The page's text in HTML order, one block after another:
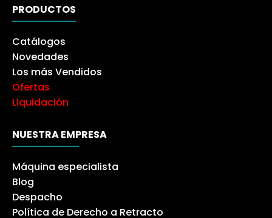
PRODUCTOS
Catálogos
Novedades
Los más Vendidos
Ofertas
Liquidación
NUESTRA EMPRESA
Máquina especialista
Blog
Despacho
Política de Derecho a Retracto